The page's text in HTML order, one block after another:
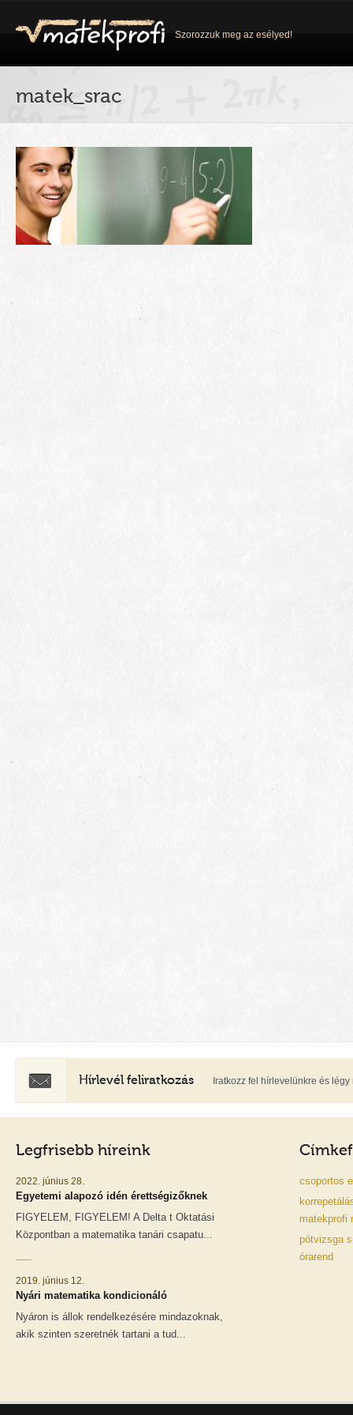
Szorozzuk meg az esélyed!
matek_srac
Hírlevél feliratkozás Iratkozz fel hírlevelünkre és
Legfrisebb híreink
2022. június 28.
Egyetemi alapozó idén érettségizőknek
FIGYELEM, FIGYELEM! A Delta t Oktatási
Központban a matematika tanári csapatu...
2019. június 12.
Nyári matematika kondicionáló
Nyáron is állok rendelkezésére mindazoknak,
akik szinten szeretnék tartani a tud...
csoportos
matekprofi
pótvizsga
órarend